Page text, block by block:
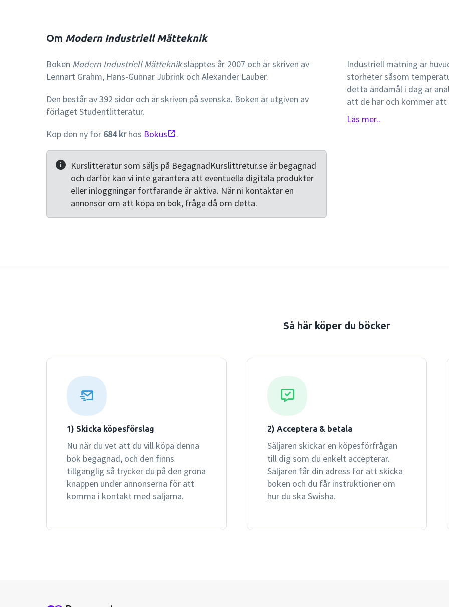
Om Modern Industriell Mätteknik
Boken Modern Industriell Mättekniksläpptes år 2007 och är skriven av
Lennart Grahm, Hans-Gunnar Jubrink och Alexander Lauber.
Den består av 392 sidor och är skriven på svenska. Boken är utgiven av
förlaget Studentlitteratur.
Köp den ny för 684 krhos Bokus .
Kurslitteratur som säljs på BegagnadKurslittretur.se är begagnad
och därför kan vi inte garantera att eventuella digitala produkter
eller inloggningar fortfarande är aktiva. När ni kontaktar en
annonsör om att köpa en bok, fråga då om detta.
Industriell mätning är
storheter såsom
detta ändamål i dag är
att de har och kommer
dagens industri mätes
Läs mer..
Så här köper du böcker
1) Skicka köpesförslag
Nu när du vet att du vill köpa denna
bok begagnad, och den finns
tillgänglig så trycker du på den gröna
knappen under annonserna för att
komma i kontakt med säljarna.
2) Acceptera & betala
Säljaren skickar en köpesförfrågan
till dig som du enkelt accepterar.
Säljaren får din adress för att skicka
boken och du får instruktioner om
hur du ska Swisha.